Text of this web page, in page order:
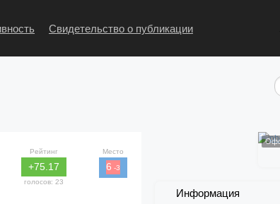
Свидетельство о публикации
Место
6 -3
Рейтинг
+75.17
голосов: 23
Информация